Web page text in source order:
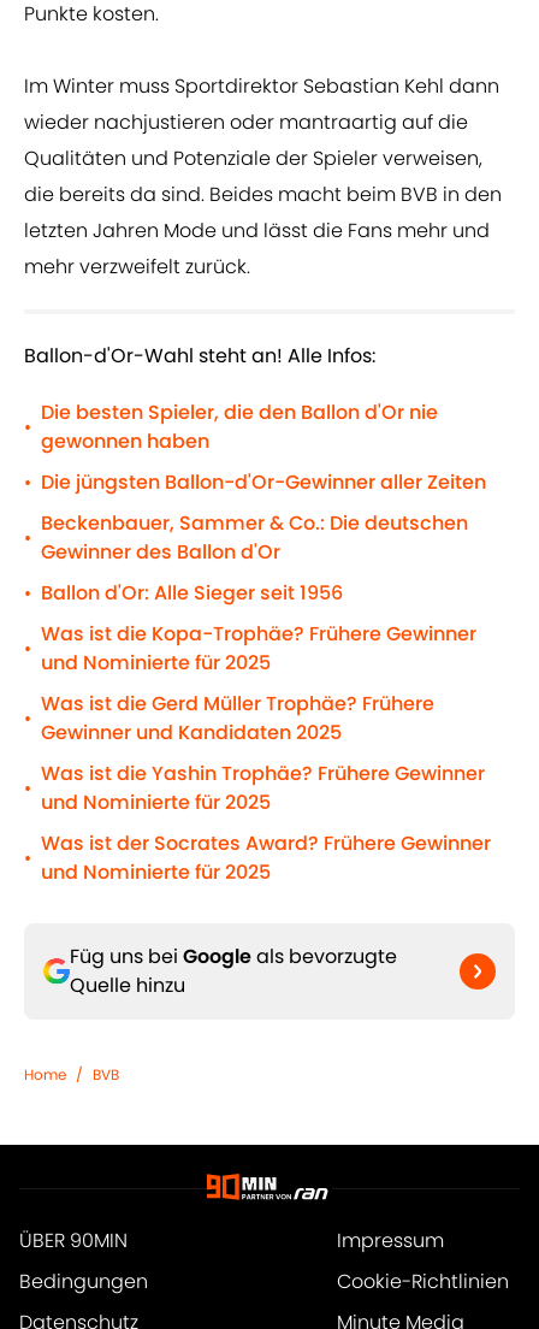
Punkte kosten.
Im Winter muss Sportdirektor Sebastian Kehl dann
wieder nachjustieren oder mantraartig auf die
Qualitäten und Potenziale der Spieler verweisen,
die bereits da sind. Beides macht beim BVB in den
letzten Jahren Mode und lässt die Fans mehr und
mehr verzweifelt zurück.
Ballon-d'Or-Wahl steht an! Alle Infos:
•
Die besten Spieler, die den Ballon d'Or nie
gewonnen haben
• Die jüngsten Ballon-d'Or-Gewinner aller Zeiten
•
Beckenbauer, Sammer & Co.: Die deutschen
Gewinner des Ballon d'Or
• Ballon d'Or: Alle Sieger seit 1956
•
Was ist die Kopa-Trophäe? Frühere Gewinner
und Nominierte für 2025
•
Was ist die Gerd Müller Trophäe? Frühere
Gewinner und Kandidaten 2025
•
Was ist die Yashin Trophäe? Frühere Gewinner
und Nominierte für 2025
•
Was ist der Socrates Award? Frühere Gewinner
und Nominierte für 2025
Füg uns bei Googleals bevorzugte
Quelle hinzu
Home / BVB
ÜBER 90MIN
Impressum
Bedingungen
Cookie-Richtlinien
Datenschutz
Minute Media